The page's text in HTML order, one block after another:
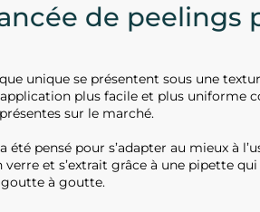
de peelings
unique se présentent sous une
plus facile et plus uniforme
sur le marché.
pensé pour s’adapter au mieux à
verre et s’extrait grâce à une pipette
goutte à goutte.